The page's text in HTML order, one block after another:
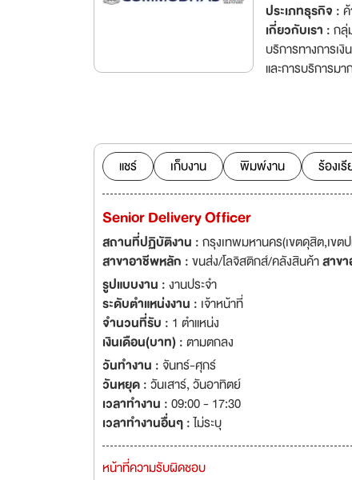
ประเภทธุรกิจ :
เกี่ยวกับเรา :กลุ่
บริการทางการเ
และการบริการม
ออมทอง ด้วยร
ที่โปร่งใสและต
เจริญเติบโต ก้าวหน้าอย่างมั่นคง ทั้งนี้บริษัทฯ ให้ควา
ก่อตั้งจวบจนวันนี้
หนึ่งของความสำเร็
แชร์ เก็บงาน พิมพ์งาน ร้องเ
Senior Delivery Officer
สถานที่ปฏิบัติงาน :กรุงเทพมหานคร(เขตดุสิต,เข
สาขาอาชีพหลัก :ขนส่ง/โลจิสติกส์/คลังสินค้าสาข
รูปแบบงาน :งานประจำ
ระดับตำแหน่งงาน : เจ้าหน้าที่
จำนวนที่รับ : 1 ตำแหน่ง
เงินเดือน(บาท) :ตามตกลง
วันทำงาน : จันทร์-ศุกร์
วันหยุด :วันเสาร์,วันอาทิตย์
เวลาทำงาน :09:00 - 17:30
เวลาทำงานอื่นๆ :ไม่ระบุ
หน้าที่ความรับผิดชอบ